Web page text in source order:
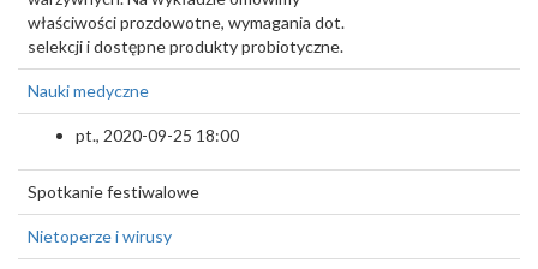
właściwości prozdowotne, wymagania dot.
selekcji i dostępne produkty probiotyczne.
Nauki medyczne
pt., 2020-09-25 18:00
Spotkanie festiwalowe
Nietoperze i wirusy